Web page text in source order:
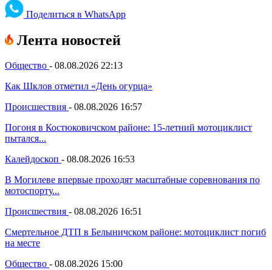
Поделиться в WhatsApp
Лента новостей
Общество - 08.08.2026 22:13
Как Шклов отметил «День огурца»
Происшествия - 08.08.2026 16:57
Погоня в Костюковичском районе: 15-летний мотоциклист
пытался...
Калейдоскоп - 08.08.2026 16:53
В Могилеве впервые проходят масштабные соревнования по
мотоспорту...
Происшествия - 08.08.2026 16:51
Смертельное ДТП в Белыничском районе: мотоциклист погиб
на месте
Общество - 08.08.2026 15:00